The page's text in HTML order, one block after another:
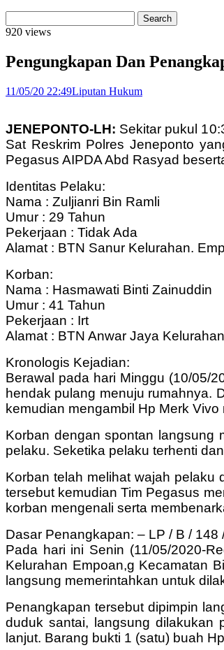
920 views
Pengungkapan Dan
11/05/20 22:49Liputan Hukum
JENEPONTO-LH: Sekitar pukul
Sat Reskrim Polres Jeneponto
Pegasus AIPDA Abd Rasyad
Identitas Pelaku:
Nama : Zuljianri Bin Ramli
Umur : 29 Tahun
Pekerjaan : Tidak Ada
Alamat : BTN Sanur Kelurahan.
Korban:
Nama : Hasmawati Binti Zainuddin
Umur : 41 Tahun
Pekerjaan : Irt
Alamat : BTN Anwar Jaya
Kronologis Kejadian:
Berawal pada hari Minggu (10/05/
hendak pulang menuju rumahnya.
kemudian mengambil Hp Merk
Korban dengan spontan langsung
pelaku. Seketika pelaku terhenti
Korban telah melihat wajah pelaku
tersebut kemudian Tim Pegasus
korban mengenali serta
Dasar Penangkapan: – LP / B /
Pada hari ini Senin (11/05/2020-
Kelurahan Empoan,g Kecamatan
langsung memerintahkan untuk
Penangkapan tersebut dipimpin
duduk santai, langsung dilakukan
lanjut. Barang bukti 1 (satu) buah